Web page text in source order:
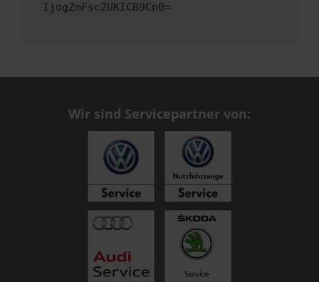
IjogZmFsc2UKICB9Cn0=
Wir sind Servicepartner von: